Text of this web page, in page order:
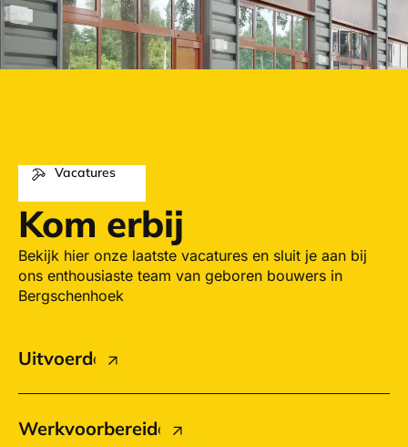
Vacatures
Kom erbij
Bekijk hier onze laatste vacatures en sluit je aan bij
ons enthousiaste team van geboren bouwers in
Bergschenhoek
Uitvoerder
Werkvoorbereider